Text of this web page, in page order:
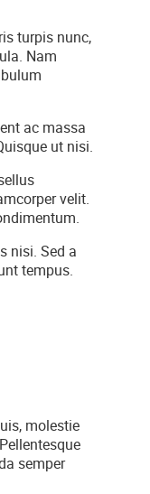
turpis nunc,
Nam
ac massa
ut nisi.
velit.
nisi. Sed a
tempus.
molestie
semper